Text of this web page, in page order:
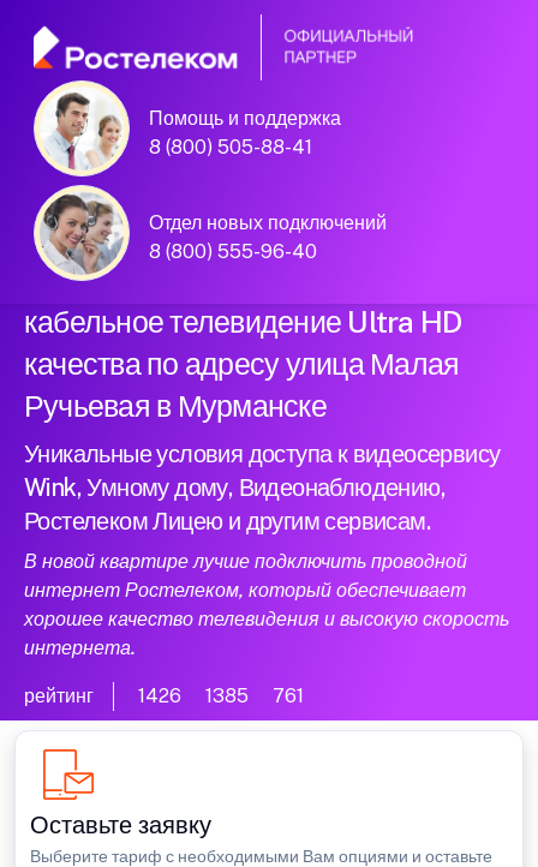
Помощь и поддержка
8 (800) 505-88-41
Отдел новых подключений
8 (800) 555-96-40
Официальный
партнер Ростелеком
Подключили новый интернет и
кабельное телевидение Ultra HD
качества по адресу улица Малая
Ручьевая в Мурманске
Уникальные условия доступа к видеосервису
Wink, Умному дому, Видеонаблюдению,
Ростелеком Лицею и другим сервисам.
В новой квартире лучше подключить проводной
интернет Ростелеком, который обеспечивает
хорошее качество телевидения и высокую скорость
интернета.
рейтинг 1426 1385 761
Оставьте заявку
Выберите тариф с необходимыми Вам опциями и оставьте